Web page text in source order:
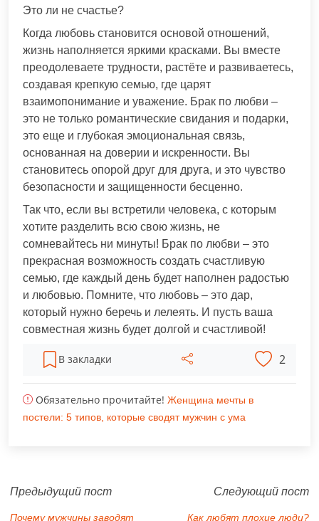
Это ли не счастье?
Когда любовь становится основой отношений,
жизнь наполняется яркими красками. Вы вместе
преодолеваете трудности, растёте и развиваетесь,
создавая крепкую семью, где царят
взаимопонимание и уважение. Брак по любви –
это не только романтические свидания и подарки,
это еще и глубокая эмоциональная связь,
основанная на доверии и искренности. Вы
становитесь опорой друг для друга, и это чувство
безопасности и защищенности бесценно.
Так что, если вы встретили человека, с которым
хотите разделить всю свою жизнь, не
сомневайтесь ни минуты! Брак по любви – это
прекрасная возможность создать счастливую
семью, где каждый день будет наполнен радостью
и любовью. Помните, что любовь – это дар,
который нужно беречь и лелеять. И пусть ваша
совместная жизнь будет долгой и счастливой!
В закладки 2
Обязательно прочитайте! Женщина мечты в
постели: 5 типов, которые сводят мужчин с ума
Предыдущий пост
Почему мужчины заводят
Следующий пост
Как любят плохие люди?